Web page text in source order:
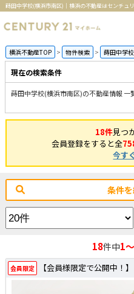
蒔田中学校(横浜市南区)｜横浜の不動産はセンチュ
横浜不動産TOP 物件検索 蒔田中学
現在の検索条件
蒔田中学校(横浜市南区)の不動産情報 一
18件見つ
会員登録をすると全
今す
条件
18件中1
会員限定 【会員様限定で公開中！】